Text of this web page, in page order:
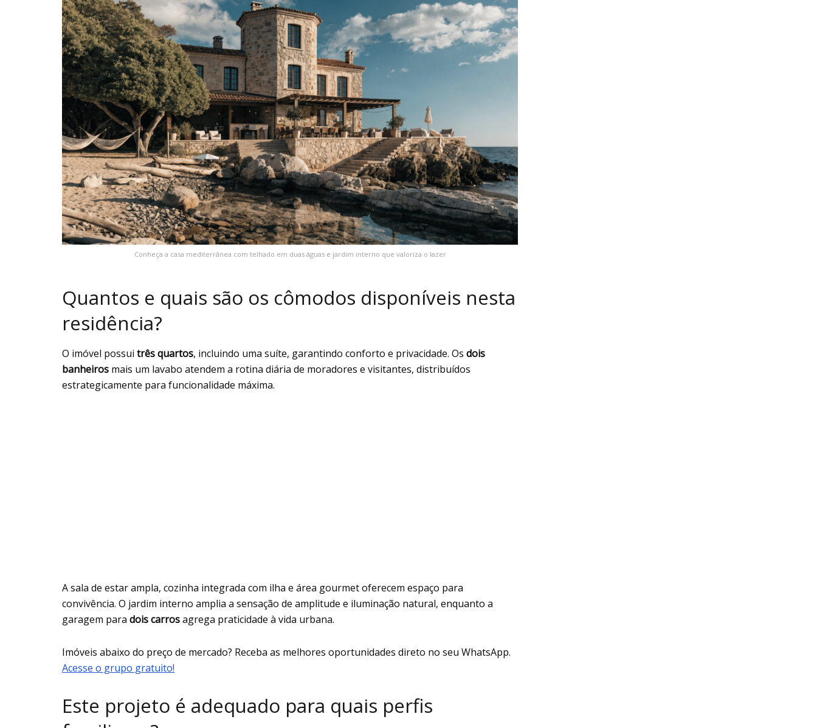
Conheça a casa mediterrânea com telhado em duas águas e jardim interno que valoriza o lazer
Quantos e quais são os cômodos disponíveis nesta
residência?
O imóvel possui três quartos, incluindo uma suíte, garantindo conforto e privacidade. Os dois
banheiros mais um lavabo atendem a rotina diária de moradores e visitantes, distribuídos
estrategicamente para funcionalidade máxima.
A sala de estar ampla, cozinha integrada com ilha e área gourmet oferecem espaço para
convivência. O jardim interno amplia a sensação de amplitude e iluminação natural, enquanto a
garagem para dois carrosagrega praticidade à vida urbana.
Imóveis abaixo do preço de mercado? Receba as melhores oportunidades direto no seu WhatsApp.
Acesse o grupo gratuito!
Este projeto é adequado para quais perfis